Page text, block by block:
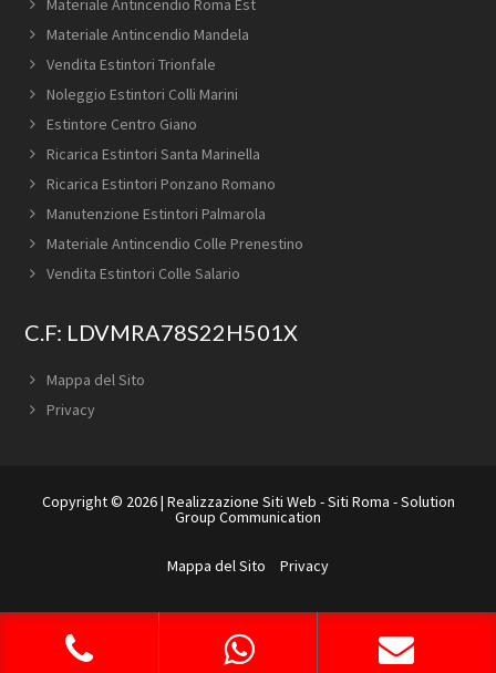
Materiale Antincendio Roma Est
Materiale Antincendio Mandela
Vendita Estintori Trionfale
Noleggio Estintori Colli Marini
Estintore Centro Giano
Ricarica Estintori Santa Marinella
Ricarica Estintori Ponzano Romano
Manutenzione Estintori Palmarola
Materiale Antincendio Colle Prenestino
Vendita Estintori Colle Salario
C.F: LDVMRA78S22H501X
Mappa del Sito
Privacy
Copyright © 2026 | Realizzazione Siti Web -Siti Roma -Solution
Group Communication
Mappa del Sito Privacy